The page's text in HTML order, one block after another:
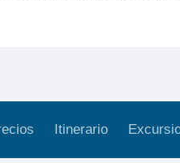
Itinerario